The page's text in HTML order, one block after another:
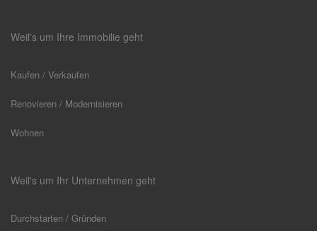
Weil's um Ihre Immobilie geht
Kaufen / Verkaufen
Renovieren / Modernisieren
Wohnen
Weil's um Ihr Unternehmen geht
Durchstarten / Gründen